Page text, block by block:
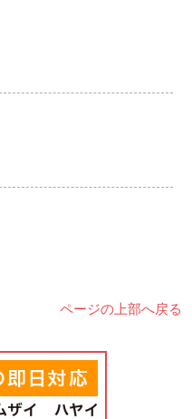
ページの上部へ戻る